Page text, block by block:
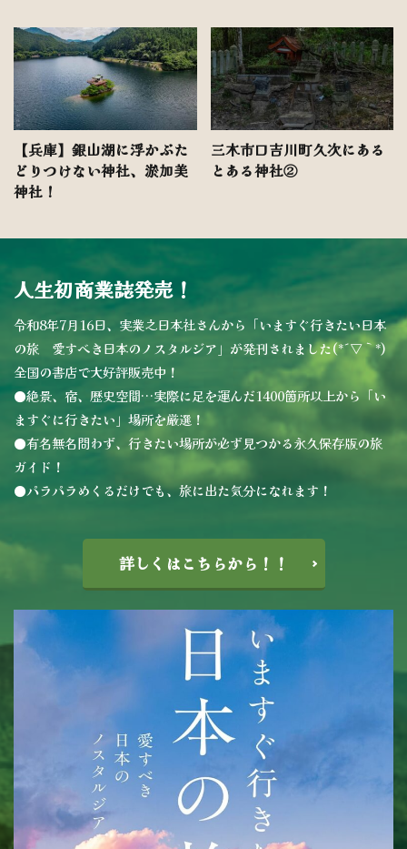
【兵庫】銀山湖に浮かぶた
どりつけない神社、淤加美
神社！
三木市口吉川町久次にある
とある神社②
人生初商業誌発売！
令和8年7月16日、実業之日本社さんから「いますぐ行きたい日本
の旅 愛すべき日本のノスタルジア」が発刊されました(*´▽｀*)
全国の書店で大好評販売中！
●絶景、宿、歴史空間…実際に足を運んだ1400箇所以上から「い
ますぐに行きたい」場所を厳選！
●有名無名問わず、行きたい場所が必ず見つかる永久保存版の旅
ガイド！
●パラパラめくるだけでも、旅に出た気分になれます！
詳しくはこちらから！！